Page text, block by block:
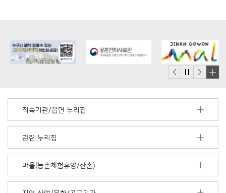
더
기
직속기관/읍면 누리집
관련 누리집
마을(농촌체험휴양/산촌)